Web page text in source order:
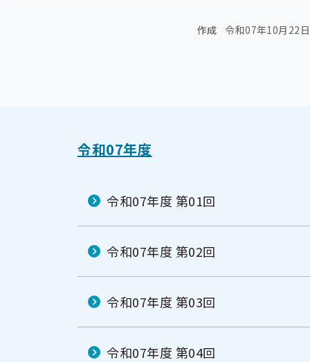
作成 令和07年10月22日
令和07年度
令和07年度 第01回
令和07年度 第02回
令和07年度 第03回
令和07年度 第04回